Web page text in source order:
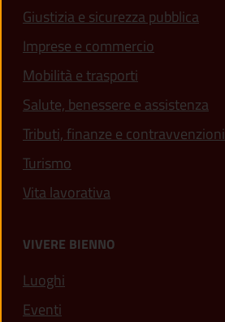
Giustizia e sicurezza pubblica
Imprese e commercio
Mobilità e trasporti
Salute, benessere e assistenza
Tributi, finanze e contravvenzioni
Turismo
Vita lavorativa
VIVERE BIENNO
Luoghi
Eventi